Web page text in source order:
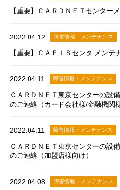
【重要】ＣＡＲＤＮＥＴセンター
2022.04.12 障害情報・メンテナンス
【重要】ＣＡＦＩＳセンタ メンテ
2022.04.11 障害情報・メンテナンス
ＣＡＲＤＮＥＴ東京センターの設
のご連絡（カード会社様/金融機関
2022.04.11 障害情報・メンテナンス
ＣＡＲＤＮＥＴ東京センターの設
のご連絡（加盟店様向け）
2022.04.08 障害情報・メンテナンス